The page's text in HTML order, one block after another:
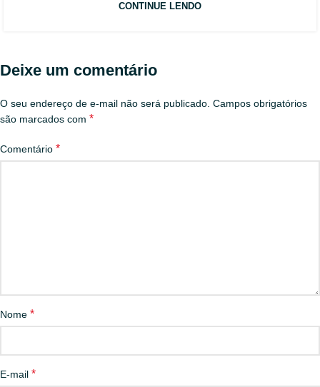
CONTINUE LENDO
Deixe um comentário
O seu endereço de e-mail não será publicado. Campos obrigatórios
são marcados com *
Comentário *
Nome *
E-mail *